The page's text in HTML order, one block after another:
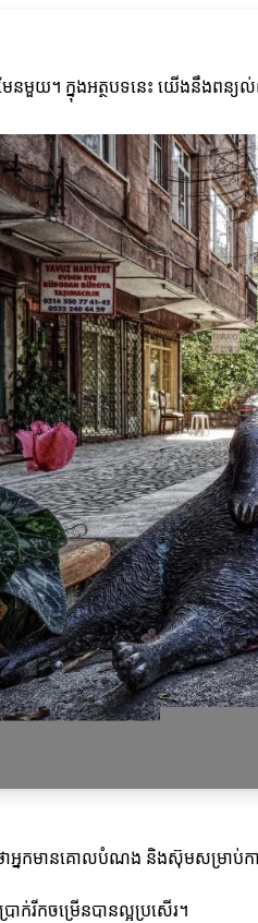
នមួយ។ ក្នុងអត្ថបទនេះ យើងនឹងពន្យ
ាអ្នកមានគោលបំណង និងស៊ុមសម្រាប់ក
រាក់រីកចម្រើនបានល្អប្រសើរ។